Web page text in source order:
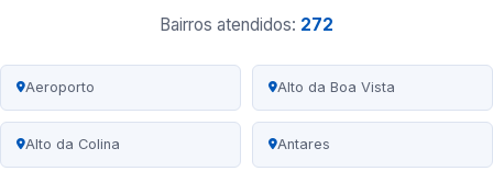
Bairros atendidos: 272
Aeroporto Alto da Boa Vista
Alto da Colina Antares